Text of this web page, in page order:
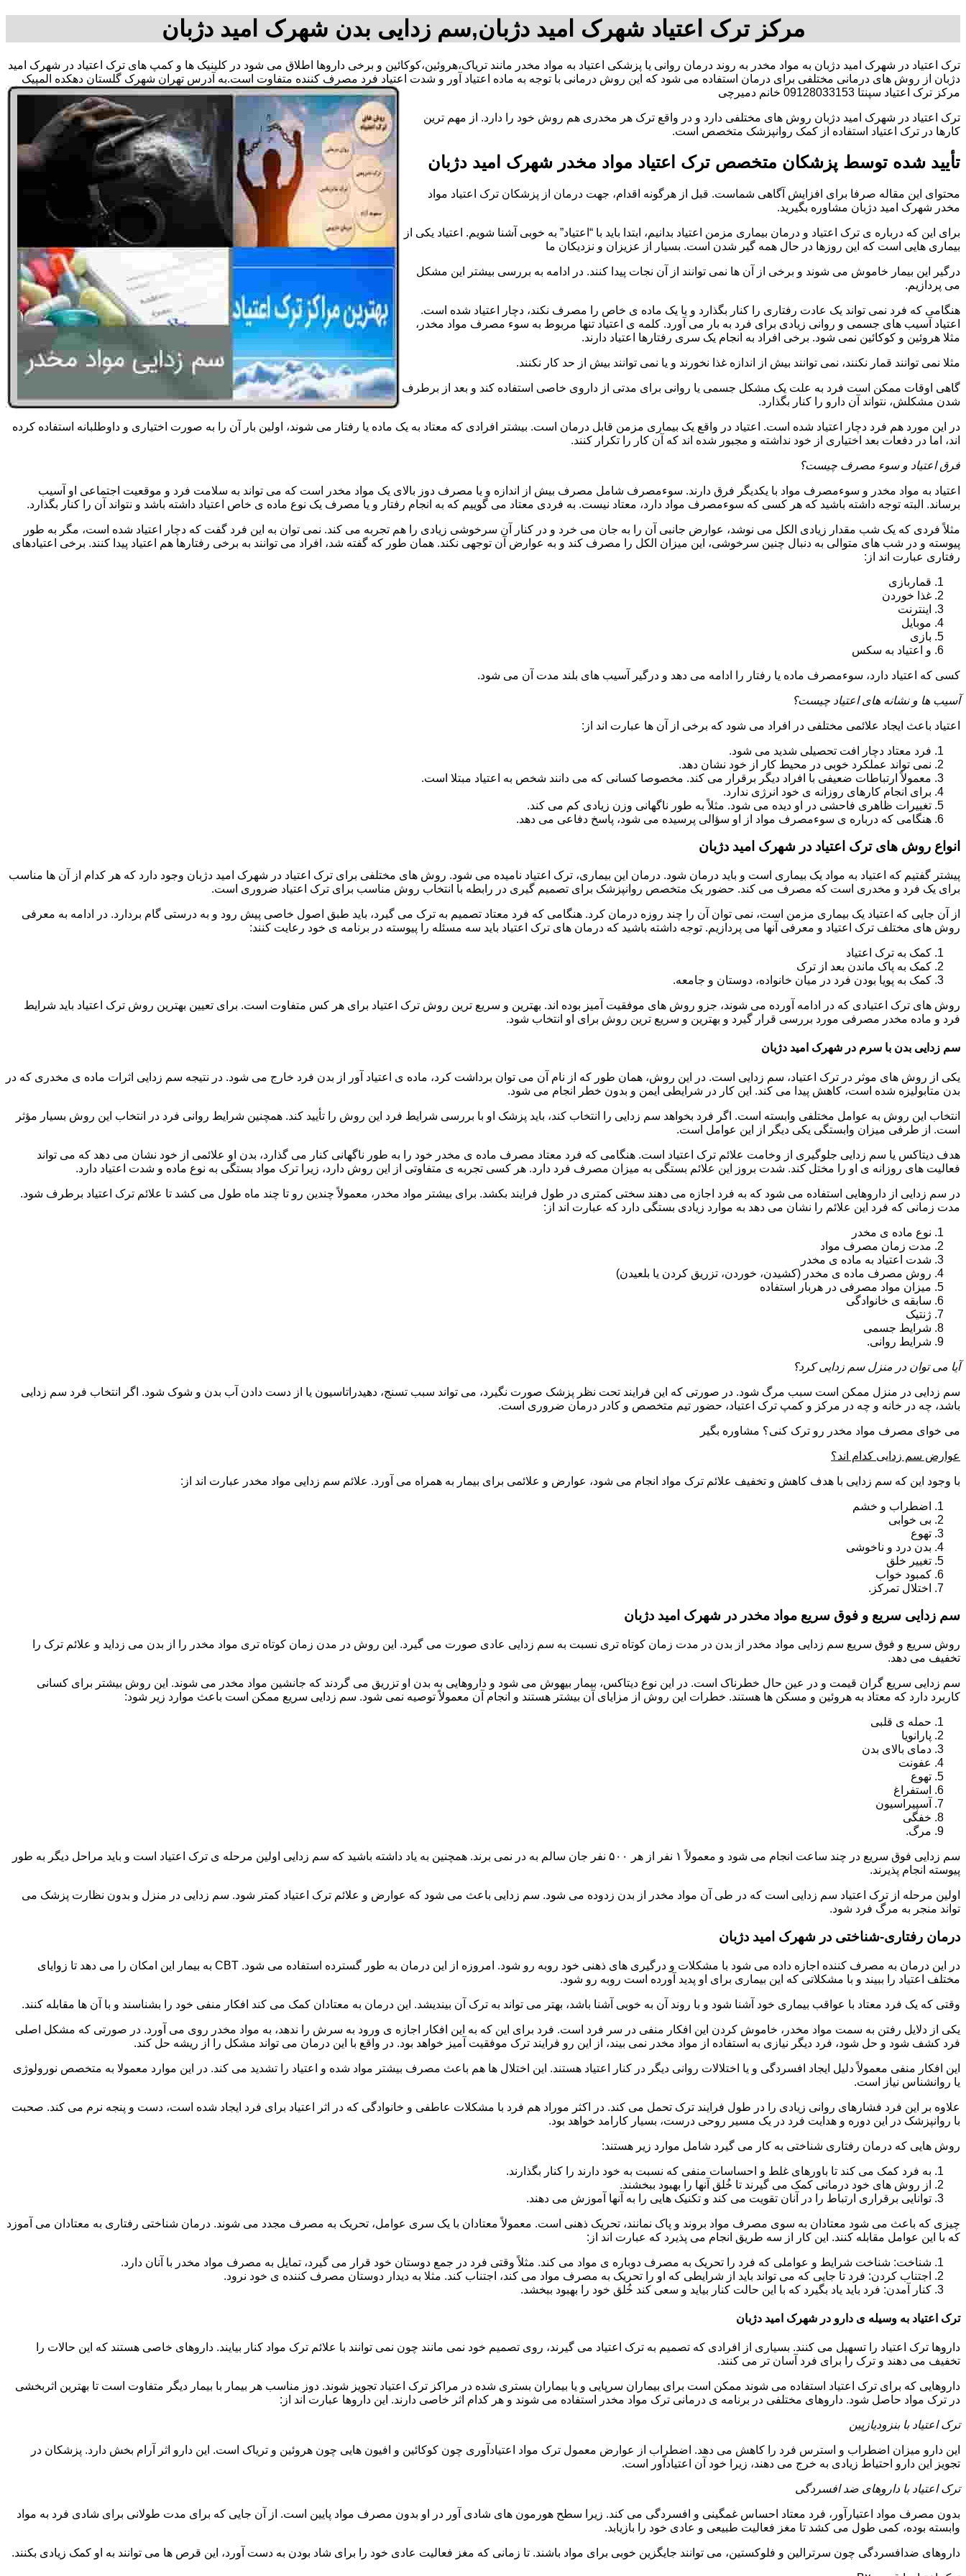
مرکز ترک اعتیاد شهرک امید دژبان,سم زدایی بدن شهرک امید دژبان
ترک اعتیاد در شهرک امید دژبان به مواد مخدر به روند درمان روانی یا پزشکی اعتیاد به مواد مخدر مانند تریاک،هروئین،کوکائین و برخی داروها اطلاق می شود در کلینیک ها و کمپ های ترک اعتیاد در شهرک امید
دژبان از روش های درمانی مختلفی برای درمان استفاده می شود که این روش درمانی با توجه به ماده اعتیاد آور و شدت اعتیاد فرد مصرف کننده متفاوت است.به آدرس تهران شهرک گلستان دهکده المپیک
مرکز ترک اعتیاد سپنتا 09128033153 خانم دمیرچی
ترک اعتیاد در شهرک امید دژبان روش های مختلفی دارد و در واقع ترک هر مخدری هم روش خود را دارد. از مهم ترین
کارها در ترک اعتیاد استفاده از کمک روانپزشک متخصص است.
تأیید شده توسط پزشکان متخصص ترک اعتیاد مواد مخدر شهرک امید دژبان
محتوای این مقاله صرفا برای افزایش آگاهی شماست. قبل از هرگونه اقدام، جهت درمان از پزشکان ترک اعتیاد مواد
مخدر شهرک امید دژبان مشاوره بگیرید.
برای این که درباره ی ترک اعتیاد و درمان بیماری مزمن اعتیاد بدانیم، ابتدا باید با “اعتیاد” به خوبی آشنا شویم. اعتیاد یکی از
بیماری هایی است که این روزها در حال همه گیر شدن است. بسیار از عزیزان و نزدیکان ما
درگیر این بیمار خاموش می شوند و برخی از آن ها نمی توانند از آن نجات پیدا کنند. در ادامه به بررسی بیشتر این مشکل
می پردازیم.
هنگامی که فرد نمی تواند یک عادت رفتاری را کنار بگذارد و یا یک ماده ی خاص را مصرف نکند، دچار اعتیاد شده است.
اعتیاد آسیب های جسمی و روانی زیادی برای فرد به بار می آورد. کلمه ی اعتیاد تنها مربوط به سوء مصرف مواد مخدر،
مثلا هروئین و کوکائین نمی شود. برخی افراد به انجام یک سری رفتارها اعتیاد دارند.
مثلا نمی توانند قمار نکنند، نمی توانند بیش از اندازه غذا نخورند و یا نمی توانند بیش از حد کار نکنند.
گاهی اوقات ممکن است فرد به علت یک مشکل جسمی یا روانی برای مدتی از داروی خاصی استفاده کند و بعد از برطرف
شدن مشکلش، نتواند آن دارو را کنار بگذارد.
در این مورد هم فرد دچار اعتیاد شده است. اعتیاد در واقع یک بیماری مزمن قابل درمان است. بیشتر افرادی که معتاد به یک ماده یا رفتار می شوند، اولین بار آن را به صورت اختیاری و داوطلبانه استفاده کرده
اند، اما در دفعات بعد اختیاری از خود نداشته و مجبور شده اند که آن کار را تکرار کنند.
فرق اعتیاد و سوء مصرف چیست؟
اعتیاد به مواد مخدر و سوءمصرف مواد با یکدیگر فرق دارند. سوءمصرف شامل مصرف بیش از اندازه و یا مصرف دوز بالای یک مواد مخدر است که می تواند به سلامت فرد و موقعیت اجتماعی او آسیب
برساند. البته توجه داشته باشید که هر کسی که سوءمصرف مواد دارد، معتاد نیست. به فردی معتاد می گوییم که به انجام رفتار و یا مصرف یک نوع ماده ی خاص اعتیاد داشته باشد و نتواند آن را کنار بگذارد.
مثلاً فردی که یک شب مقدار زیادی الکل می نوشد، عوارض جانبی آن را به جان می خرد و در کنار آن سرخوشی زیادی را هم تجربه می کند. نمی توان به این فرد گفت که دچار اعتیاد شده است، مگر به طور
پیوسته و در شب های متوالی به دنبال چنین سرخوشی، این میزان الکل را مصرف کند و به عوارض آن توجهی نکند. همان طور که گفته شد، افراد می توانند به برخی رفتارها هم اعتیاد پیدا کنند. برخی اعتیادهای
رفتاری عبارت اند از:
قماربازی
غذا خوردن
اینترنت
موبایل
بازی
و اعتیاد به سکس
کسی که اعتیاد دارد، سوءمصرف ماده یا رفتار را ادامه می دهد و درگیر آسیب های بلند مدت آن می شود.
آسیب ها و نشانه های اعتیاد چیست؟
اعتیاد باعث ایجاد علائمی مختلفی در افراد می شود که برخی از آن ها عبارت اند از:
فرد معتاد دچار افت تحصیلی شدید می شود.
نمی تواند عملکرد خوبی در محیط کار از خود نشان دهد.
معمولاً ارتباطات ضعیفی با افراد دیگر برقرار می کند. مخصوصا کسانی که می دانند شخص به اعتیاد مبتلا است.
برای انجام کارهای روزانه ی خود انرژی ندارد.
تغییرات ظاهری فاحشی در او دیده می شود. مثلاً به طور ناگهانی وزن زیادی کم می کند.
هنگامی که درباره ی سوءمصرف مواد از او سؤالی پرسیده می شود، پاسخ دفاعی می دهد.
انواع روش های ترک اعتیاد در شهرک امید دژبان
پیشتر گفتیم که اعتیاد به مواد یک بیماری است و باید درمان شود. درمان این بیماری، ترک اعتیاد نامیده می شود. روش های مختلفی برای ترک اعتیاد در شهرک امید دژبان وجود دارد که هر کدام از آن ها مناسب
برای یک فرد و مخدری است که مصرف می کند. حضور یک متخصص روانپزشک برای تصمیم گیری در رابطه با انتخاب روش مناسب برای ترک اعتیاد ضروری است.
از آن جایی که اعتیاد یک بیماری مزمن است، نمی توان آن را چند روزه درمان کرد. هنگامی که فرد معتاد تصمیم به ترک می گیرد، باید طبق اصول خاصی پیش رود و به درستی گام بردارد. در ادامه به معرفی
روش های مختلف ترک اعتیاد و معرفی آنها می پردازیم. توجه داشته باشید که درمان های ترک اعتیاد باید سه مسئله را پیوسته در برنامه ی خود رعایت کنند:
کمک به ترک اعتیاد
کمک به پاک ماندن بعد از ترک
کمک به پویا بودن فرد در میان خانواده، دوستان و جامعه.
روش های ترک اعتیادی که در ادامه آورده می شوند، جزو روش های موفقیت آمیز بوده اند. بهترین و سریع ترین روش ترک اعتیاد برای هر کس متفاوت است. برای تعیین بهترین روش ترک اعتیاد باید شرایط
فرد و ماده مخدر مصرفی مورد بررسی قرار گیرد و بهترین و سریع ترین روش برای او انتخاب شود.
سم زدایی بدن با سرم در شهرک امید دژبان
یکی از روش های موثر در ترک اعتیاد، سم زدایی است. در این روش، همان طور که از نام آن می توان برداشت کرد، ماده ی اعتیاد آور از بدن فرد خارج می شود. در نتیجه سم زدایی اثرات ماده ی مخدری که در
بدن متابولیزه شده است، کاهش پیدا می کند. این کار در شرایطی ایمن و بدون خطر انجام می شود.
انتخاب این روش به عوامل مختلفی وابسته است. اگر فرد بخواهد سم زدایی را انتخاب کند، باید پزشک او با بررسی شرایط فرد این روش را تأیید کند. همچنین شرایط روانی فرد در انتخاب این روش بسیار مؤثر
است. از طرفی میزان وابستگی یکی دیگر از این عوامل است.
هدف دیتاکس یا سم زدایی جلوگیری از وخامت علائم ترک اعتیاد است. هنگامی که فرد معتاد مصرف ماده ی مخدر خود را به طور ناگهانی کنار می گذارد، بدن او علائمی از خود نشان می دهد که می تواند
فعالیت های روزانه ی او را مختل کند. شدت بروز این علائم بستگی به میزان مصرف فرد دارد. هر کسی تجربه ی متفاوتی از این روش دارد، زیرا ترک مواد بستگی به نوع ماده و شدت اعتیاد دارد.
در سم زدایی از داروهایی استفاده می شود که به فرد اجازه می دهند سختی کمتری در طول فرایند بکشد. برای بیشتر مواد مخدر، معمولاً چندین رو تا چند ماه طول می کشد تا علائم ترک اعتیاد برطرف شود.
مدت زمانی که فرد این علائم را نشان می دهد به موارد زیادی بستگی دارد که عبارت اند از:
نوع ماده ی مخدر
مدت زمان مصرف مواد
شدت اعتیاد به ماده ی مخدر
روش مصرف ماده ی مخدر (کشیدن، خوردن، تزریق کردن یا بلعیدن)
میزان مواد مصرفی در هربار استفاده
سابقه ی خانوادگی
ژنتیک
شرایط جسمی
شرایط روانی.
آیا می توان در منزل سم زدایی کرد؟
سم زدایی در منزل ممکن است سبب مرگ شود. در صورتی که این فرایند تحت نظر پزشک صورت نگیرد، می تواند سبب تسنج، دهیدراتاسیون یا از دست دادن آب بدن و شوک شود. اگر انتخاب فرد سم زدایی
باشد، چه در خانه و چه در مرکز و کمپ ترک اعتیاد، حضور تیم متخصص و کادر درمان ضروری است.
می خوای مصرف مواد مخدر رو ترک کنی؟ مشاوره بگیر
عوارض سم زدایی کدام اند؟
با وجود این که سم زدایی با هدف کاهش و تخفیف علائم ترک مواد انجام می شود، عوارض و علائمی برای بیمار به همراه می آورد. علائم سم زدایی مواد مخدر عبارت اند از:
اضطراب و خشم
بی خوابی
تهوع
بدن درد و ناخوشی
تغییر خلق
کمبود خواب
اختلال تمرکز.
سم زدایی سریع و فوق سریع مواد مخدر در شهرک امید دژبان
روش سریع و فوق سریع سم زدایی مواد مخدر از بدن در مدت زمان کوتاه تری نسبت به سم زدایی عادی صورت می گیرد. این روش در مدن زمان کوتاه تری مواد مخدر را از بدن می زداید و علائم ترک را
تخفیف می دهد.
سم زدایی سریع گران قیمت و در عین حال خطرناک است. در این نوع دیتاکس، بیمار بیهوش می شود و داروهایی به بدن او تزریق می گردند که جانشین مواد مخدر می شوند. این روش بیشتر برای کسانی
کاربرد دارد که معتاد به هروئین و مسکن ها هستند. خطرات این روش از مزایای آن بیشتر هستند و انجام آن معمولاً توصیه نمی شود. سم زدایی سریع ممکن است باعث موارد زیر شود:
حمله ی قلبی
پارانویا
دمای بالای بدن
عفونت
تهوع
استفراغ
آسپیراسیون
خفگی
مرگ.
سم زدایی فوق سریع در چند ساعت انجام می شود و معمولاً ۱ نفر از هر ۵۰۰ نفر جان سالم به در نمی برند. همچنین به یاد داشته باشید که سم زدایی اولین مرحله ی ترک اعتیاد است و باید مراحل دیگر به طور
پیوسته انجام پذیرند.
اولین مرحله از ترک اعتیاد سم زدایی است که در طی آن مواد مخدر از بدن زدوده می شود. سم زدایی باعث می شود که عوارض و علائم ترک اعتیاد کمتر شود. سم زدایی در منزل و بدون نظارت پزشک می
تواند منجر به مرگ فرد شود.
درمان رفتاری-شناختی در شهرک امید دژبان
در این درمان به مصرف کننده اجازه داده می شود با مشکلات و درگیری های ذهنی خود روبه رو شود. امروزه از این درمان به طور گسترده استفاده می شود. CBT به بیمار این امکان را می دهد تا زوایای
مختلف اعتیاد را ببیند و با مشکلاتی که این بیماری برای او پدید آورده است روبه رو شود.
وقتی که یک فرد معتاد با عواقب بیماری خود آشنا شود و با روند آن به خوبی آشنا باشد، بهتر می تواند به ترک آن بیندیشد. این درمان به معتادان کمک می کند افکار منفی خود را بشناسند و با آن ها مقابله کنند.
یکی از دلایل رفتن به سمت مواد مخدر، خاموش کردن این افکار منفی در سر فرد است. فرد برای این که به این افکار اجازه ی ورود به سرش را ندهد، به مواد مخدر روی می آورد. در صورتی که مشکل اصلی
فرد کشف شود و حل شود، فرد دیگر نیازی به استفاده از مواد مخدر نمی بیند، از این رو فرایند ترک موفقیت آمیز خواهد بود. در واقع با این درمان می تواند مشکل را از ریشه حل کند.
این افکار منفی معمولاً دلیل ایجاد افسردگی و یا اختلالات روانی دیگر در کنار اعتیاد هستند. این اختلال ها هم باعث مصرف بیشتر مواد شده و اعتیاد را تشدید می کند. در این موارد معمولا به متخصص نورولوژی
یا روانشناس نیاز است.
علاوه بر این فرد فشارهای روانی زیادی را در طول فرایند ترک تحمل می کند. در اکثر موراد هم فرد با مشکلات عاطفی و خانوادگی که در اثر اعتیاد برای فرد ایجاد شده است، دست و پنجه نرم می کند. صحبت
با روانپزشک در این دوره و هدایت فرد در یک مسیر روحی درست، بسیار کارامد خواهد بود.
روش هایی که درمان رفتاری شناختی به کار می گیرد شامل موارد زیر هستند:
به فرد کمک می کند تا باورهای غلط و احساسات منفی که نسبت به خود دارند را کنار بگذارند.
از روش های خود درمانی کمک می گیرند تا خُلق آنها را بهبود ببخشند.
توانایی برقراری ارتباط را در آنان تقویت می کند و تکنیک هایی را به آنها آموزش می دهند.
چیزی که باعث می شود معتادان به سوی مصرف مواد بروند و پاک نمانند، تحریک ذهنی است. معمولاً معتادان با یک سری عوامل، تحریک به مصرف مجدد می شوند. درمان شناختی رفتاری به معتادان می آموزد
که با این عوامل مقابله کنند. این کار از سه طریق انجام می پذیرد که عبارت اند از:
شناخت: شناخت شرایط و عواملی که فرد را تحریک به مصرف دوباره ی مواد می کند. مثلاً وقتی فرد در جمع دوستان خود قرار می گیرد، تمایل به مصرف مواد مخدر با آنان دارد.
اجتناب کردن: فرد تا جایی که می تواند باید از شرایطی که او را تحریک به مصرف مواد می کند، اجتناب کند. مثلا به دیدار دوستان مصرف کننده ی خود نرود.
کنار آمدن: فرد باید یاد بگیرد که با این حالت کنار بیاید و سعی کند خُلق خود را بهبود ببخشد.
ترک اعتیاد به وسیله ی دارو در شهرک امید دژبان
داروها ترک اعتیاد را تسهیل می کنند. بسیاری از افرادی که تصمیم به ترک اعتیاد می گیرند، روی تصمیم خود نمی مانند چون نمی توانند با علائم ترک مواد کنار بیایند. داروهای خاصی هستند که این حالات را
تخفیف می دهند و ترک را برای فرد آسان تر می کنند.
داروهایی که برای ترک اعتیاد استفاده می شوند ممکن است برای بیماران سرپایی و یا بیماران بستری شده در مراکز ترک اعتیاد تجویز شوند. دوز مناسب هر بیمار با بیمار دیگر متفاوت است تا بهترین اثربخشی
در ترک مواد حاصل شود. داروهای مختلفی در برنامه ی درمانی ترک مواد مخدر استفاده می شوند و هر کدام اثر خاصی دارند. این داروها عبارت اند از:
ترک اعتیاد با بنزودیازپین
این دارو میزان اضطراب و استرس فرد را کاهش می دهد. اضطراب از عوارض معمول ترک مواد اعتیادآوری چون کوکائین و افیون هایی چون هروئین و تریاک است. این دارو اثر آرام بخش دارد. پزشکان در
تجویز این دارو احتیاط زیادی به خرج می دهند، زیرا خود آن اعتیادآور است.
ترک اعتیاد با داروهای ضد افسردگی
بدون مصرف مواد اعتیارآور، فرد معتاد احساس غمگینی و افسردگی می کند. زیرا سطح هورمون های شادی آور در او بدون مصرف مواد پایین است. از آن جایی که برای مدت طولانی برای شادی فرد به مواد
وابسته بوده، کمی طول می کشد تا مغز فعالیت طبیعی و عادی خود را بازیابد.
داروهای ضدافسردگی چون سرترالین و فلوکستین، می توانند جایگزین خوبی برای مواد باشند. تا زمانی که مغز فعالیت عادی خود را برای شاد بودن به دست آورد، این قرص ها می توانند به او کمک زیادی بکنند.